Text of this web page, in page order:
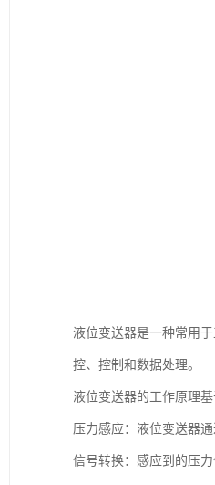
液位变送器是一种常用
控、控制和数据处理。
液位变送器的工作原理
压力感应：液位变送器
信号转换：感应到的压